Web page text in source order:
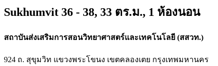
Sukhumvit 36 - 38, 33 ตร.ม., 1 ห้องนอน
สถาบันส่งเสริมการสอนวิทยาศาสตร์และเทคโนโลยี (สสวท.)
924 ถ. สุขุมวิท แขวงพระโขนง เขตคลองเตย กรุงเทพมหานคร